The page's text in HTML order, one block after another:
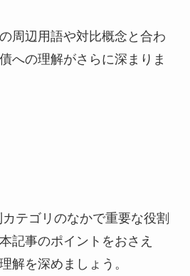
周辺用語や対比概念と合わ
への理解がさらに深まりま
テゴリのなかで重要な役割
記事のポイントをおさえ
解を深めましょう。